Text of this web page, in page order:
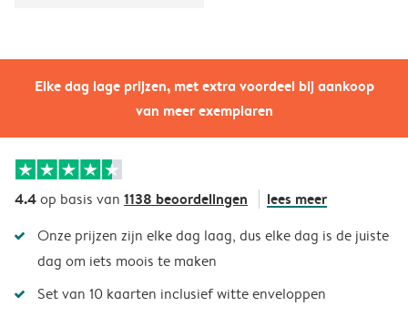
Elke dag lage prijzen, met extra voordeel bij aankoop
van meer exemplaren
4.4op basis van 1138 beoordelingen lees meer
Onze prijzen zijn elke dag laag, dus elke dag is de juiste
dag om iets moois te maken
Set van 10 kaarten inclusief witte enveloppen